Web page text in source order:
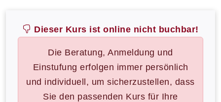
Dieser Kurs ist online nicht buchbar!
Die Beratung, Anmeldung und
Einstufung erfolgen immer persönlich
und individuell, um sicherzustellen, dass
Sie den passenden Kurs für Ihre